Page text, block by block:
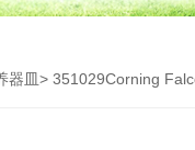
器皿> 351029Corning